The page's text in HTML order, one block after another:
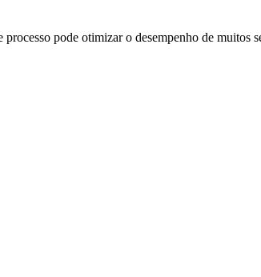
pode otimizar o desempenho de muitos